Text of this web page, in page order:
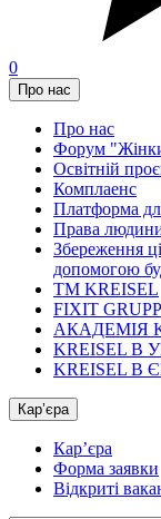
0
Про нас
Про нас
Форум "Жінки
Освітній
Комплаенс
Платформа
Права
Збереження
допомогою
ТМ KREISEL
FIXIT
АКАДЕМІЯ
KREISEL В
KREISEL В
Кар’єра
Кар’єра
Форма заявки
Відкриті